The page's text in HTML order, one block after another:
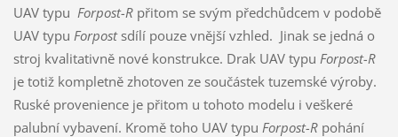
UAV typu Forpost-Rpřitom se svým předchůdcem v podobě
UAV typu Forpostsdílí pouze vnější vzhled. Jinak se jedná o
stroj kvalitativně nové konstrukce. Drak UAV typu Forpost-R
je totiž kompletně zhotoven ze součástek tuzemské výroby.
Ruské provenience je přitom u tohoto modelu i veškeré
palubní vybavení. Kromě toho UAV typu Forpost-Rpohání